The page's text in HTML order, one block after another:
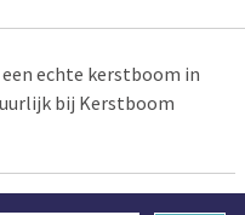
echte kerstboom in
bij Kerstboom